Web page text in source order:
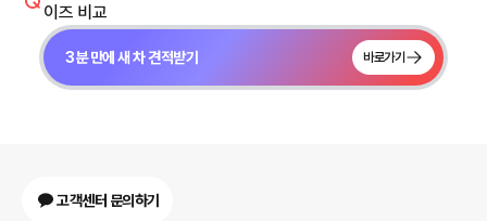
이즈 비교
3분 만에 새 차 견적받기 바로가기
고객센터 문의하기